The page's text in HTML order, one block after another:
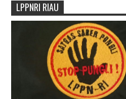
LPPNRI RIAU